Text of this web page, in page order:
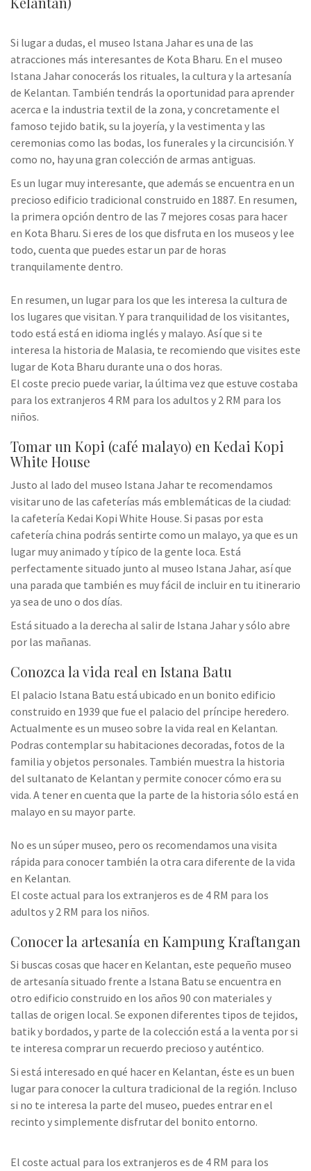
Si lugar a dudas, el museo Istana Jahar es una de las
atracciones más interesantes de Kota Bharu. En el museo
Istana Jahar conocerás los rituales, la cultura y la artesanía
de Kelantan. También tendrás la oportunidad para aprender
acerca e la industria textil de la zona, y concretamente el
famoso tejido batik, su la joyería, y la vestimenta y las
ceremonias como las bodas, los funerales y la circuncisión. Y
como no, hay una gran colección de armas antiguas.
Es un lugar muy interesante, que además se encuentra en un
precioso edificio tradicional construido en 1887. En resumen,
la primera opción dentro de las 7 mejores cosas para hacer
en Kota Bharu. Si eres de los que disfruta en los museos y lee
todo, cuenta que puedes estar un par de horas
tranquilamente dentro.
En resumen, un lugar para los que les interesa la cultura de
los lugares que visitan. Y para tranquilidad de los visitantes,
todo está está en idioma inglés y malayo. Así que si te
interesa la historia de Malasia, te recomiendo que visites este
lugar de Kota Bharu durante una o dos horas.
El coste precio puede variar, la última vez que estuve costaba
para los extranjeros 4 RM para los adultos y 2 RM para los
niños.
Tomar un Kopi (café malayo) en Kedai Kopi
White House
Justo al lado del museo Istana Jahar te recomendamos
visitar uno de las cafeterías más emblemáticas de la ciudad:
la cafetería Kedai Kopi White House. Si pasas por esta
cafetería china podrás sentirte como un malayo, ya que es un
lugar muy animado y típico de la gente loca. Está
perfectamente situado junto al museo Istana Jahar, así que
una parada que también es muy fácil de incluir en tu itinerario
ya sea de uno o dos días.
Está situado a la derecha al salir de Istana Jahar y sólo abre
por las mañanas.
Conozca la vida real en Istana Batu
El palacio Istana Batu está ubicado en un bonito edificio
construido en 1939 que fue el palacio del príncipe heredero.
Actualmente es un museo sobre la vida real en Kelantan.
Podras contemplar su habitaciones decoradas, fotos de la
familia y objetos personales. También muestra la historia
del sultanato de Kelantan y permite conocer cómo era su
vida. A tener en cuenta que la parte de la historia sólo está en
malayo en su mayor parte.
No es un súper museo, pero os recomendamos una visita
rápida para conocer también la otra cara diferente de la vida
en Kelantan.
El coste actual para los extranjeros es de 4 RM para los
adultos y 2 RM para los niños.
Conocer la artesanía en Kampung Kraftangan
Si buscas cosas que hacer en Kelantan, este pequeño museo
de artesanía situado frente a Istana Batu se encuentra en
otro edificio construido en los años 90 con materiales y
tallas de origen local. Se exponen diferentes tipos de tejidos,
batik y bordados, y parte de la colección está a la venta por si
te interesa comprar un recuerdo precioso y auténtico.
Si está interesado en qué hacer en Kelantan, éste es un buen
lugar para conocer la cultura tradicional de la región. Incluso
si no te interesa la parte del museo, puedes entrar en el
recinto y simplemente disfrutar del bonito entorno.
El coste actual para los extranjeros es de 4 RM para los